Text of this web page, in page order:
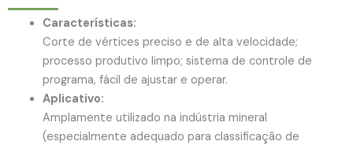
Características:
Corte de vértices preciso e de alta velocidade;
processo produtivo limpo; sistema de controle de
programa, fácil de ajustar e operar.
Aplicativo:
Amplamente utilizado na indústria mineral
(especialmente adequado para classificação de